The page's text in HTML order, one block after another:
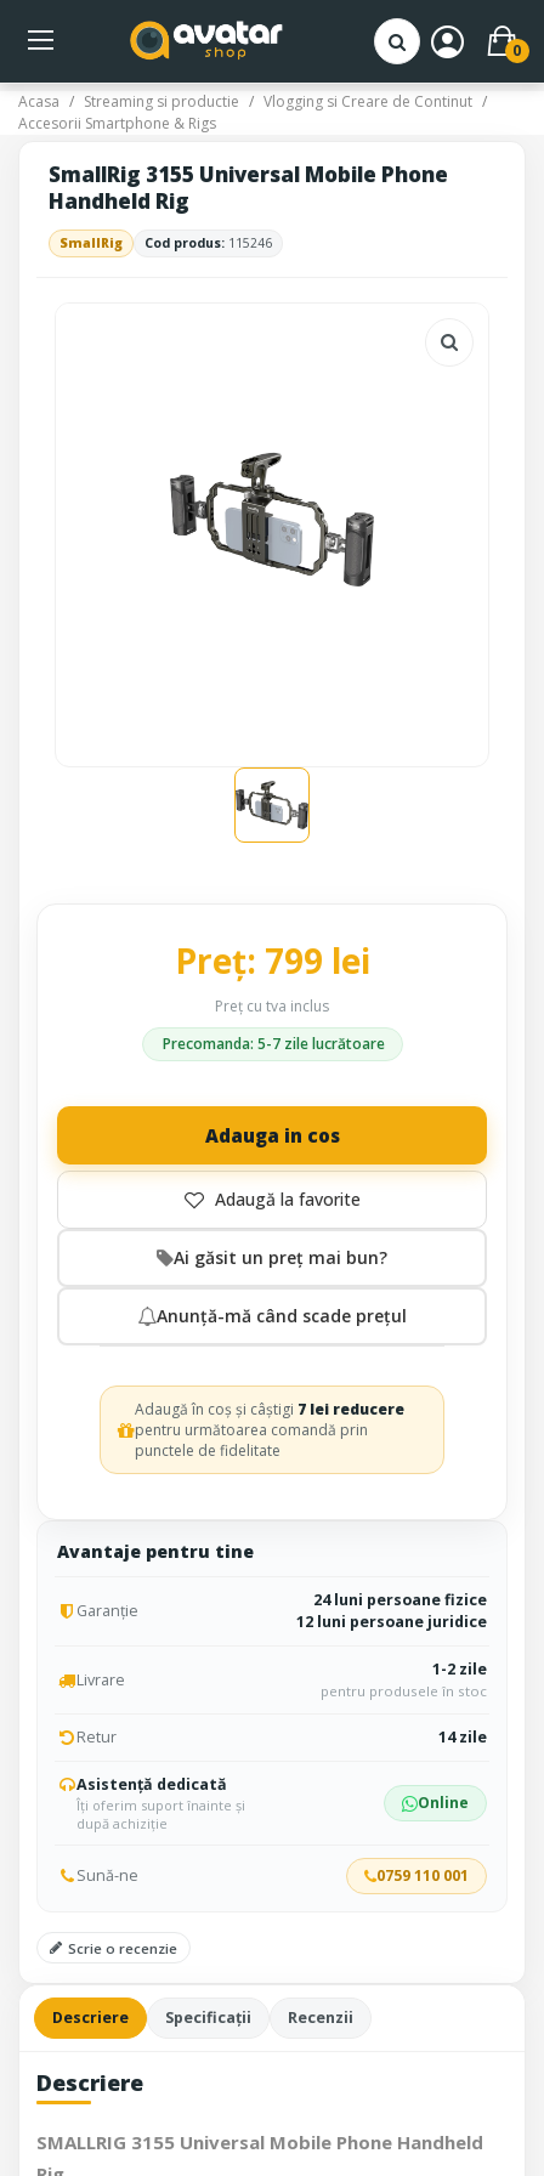
0
Acasa Streaming si productie
Vlogging si Creare de Continut
Accesorii Smartphone & Rigs
SmallRig 3155 Universal Mobile Phone
Handheld Rig
SmallRig Cod produs: 115246
Avantaje pentru tine
Garanție
24 luni persoane fizice
12 luni persoane juridice
Livrare 1-2 zile
pentru produsele în stoc
Retur 14 zile
Asistență dedicată
Îți oferim suport înainte și
după achiziție
Online
Sună-ne 0759 110 001
Scrie o recenzie
Preț: 799 lei
Preț cu tva inclus
Precomanda: 5-7 zile lucrătoare
Adauga in cos
Ai găsit un preț mai bun?
Anunță-mă când scade prețul
Adaugă în coș și câștigi 7 lei reducere
pentru următoarea comandă prin
punctele de fidelitate
Descriere Specificații Recenzii
Descriere
SMALLRIG 3155 Universal Mobile Phone Handheld